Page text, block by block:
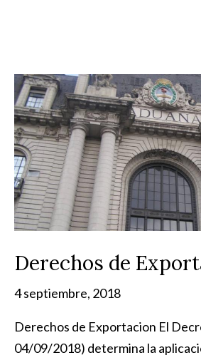
Derechos de
4 septiembre, 2018
Derechos de Exportacion El
04/09/2018) determina la